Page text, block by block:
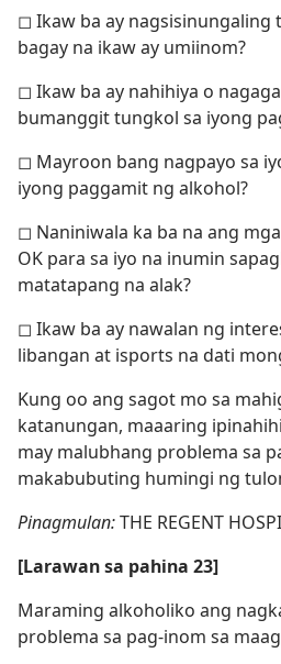
◻ Ikaw ba ay
bagay na ikaw ay umiinom?
◻ Ikaw ba ay nahihiya o
bumanggit tungkol sa iyong
◻ Mayroon bang nagpayo sa
iyong paggamit ng alkohol?
◻ Naniniwala ka ba na ang
OK para sa iyo na inumin
matatapang na alak?
◻ Ikaw ba ay nawalan ng
libangan at isports na dati
Kung oo ang sagot mo sa
katanungan, maaaring
may malubhang problema sa
makabubuting humingi ng
Pinagmulan:THE REGENT
[Larawan sa pahina 23]
Maraming alkoholiko ang
problema sa pag-inom sa